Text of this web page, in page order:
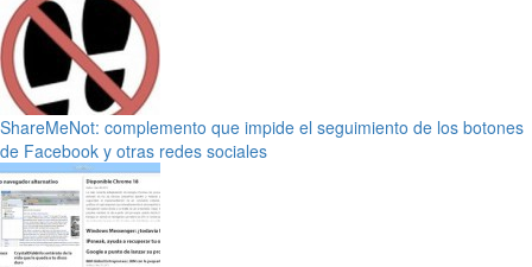
ShareMeNot: complemento que impide el seguimiento de los botones
de Facebook y otras redes sociales